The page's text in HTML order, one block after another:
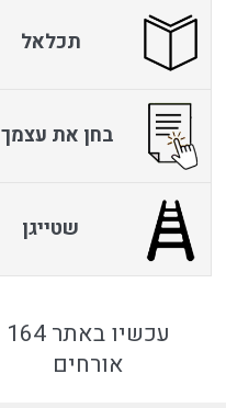
תכלאל
בחן את עצמך
שטייגן
עכשיו באתר 164
אורחים